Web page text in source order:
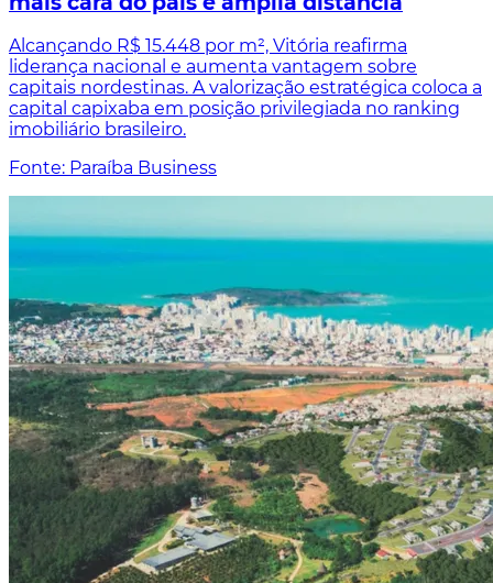
Alcançando R$ 15.448 por m², Vitória reafirma
liderança nacional e aumenta vantagem sobre
capitais nordestinas. A valorização estratégica coloca a
capital capixaba em posição privilegiada no ranking
imobiliário brasileiro.
Fonte: Paraíba Business